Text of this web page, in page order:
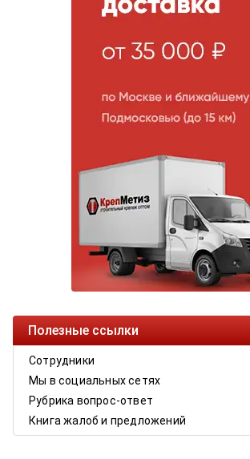
Полезные ссылки
Сотрудники
Мы в социальных сетях
Рубрика вопрос-ответ
Книга жалоб и предложений